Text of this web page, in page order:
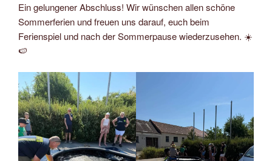
Ein gelungener Abschluss! Wir wünschen allen schöne
Sommerferien und freuen uns darauf, euch beim
Ferienspiel und nach der Sommerpause wiederzusehen. ☀️
🍉